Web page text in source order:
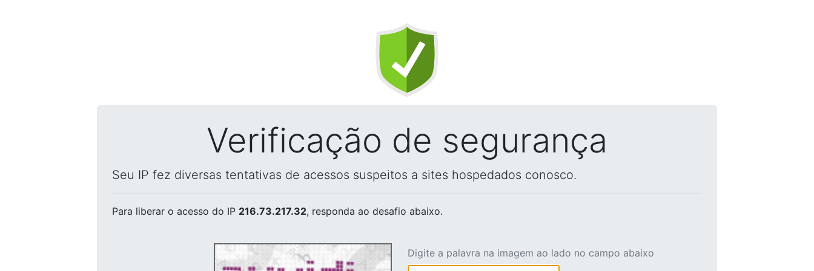
Verificação de segurança
Seu IP fez diversas tentativas de acessos suspeitos a sites hospedados conosco.
Para liberar o acesso do IP 216.73.217.32, responda ao desafio abaixo.
Digite a palavra na imagem ao lado no campo abaixo